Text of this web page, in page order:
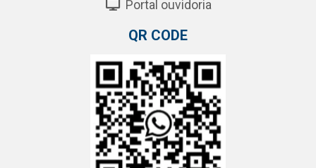
Portal ouvidoria
QR CODE